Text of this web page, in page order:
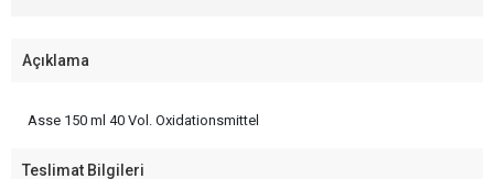
Açıklama
Asse 150 ml 40 Vol. Oxidationsmittel
Teslimat Bilgileri